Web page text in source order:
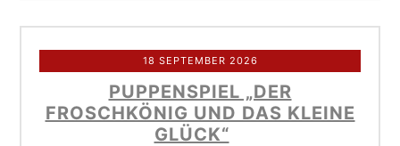
18 SEPTEMBER 2026
PUPPENSPIEL „DER
FROSCHKÖNIG UND DAS KLEINE
GLÜCK“